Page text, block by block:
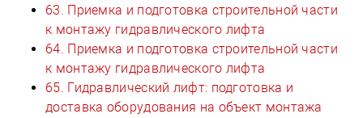
63. Приемка и подготовка строительной части
к монтажу гидравлического лифта
64. Приемка и подготовка строительной части
к монтажу гидравлического лифта
65. Гидравлический лифт: подготовка и
доставка оборудования на объект монтажа